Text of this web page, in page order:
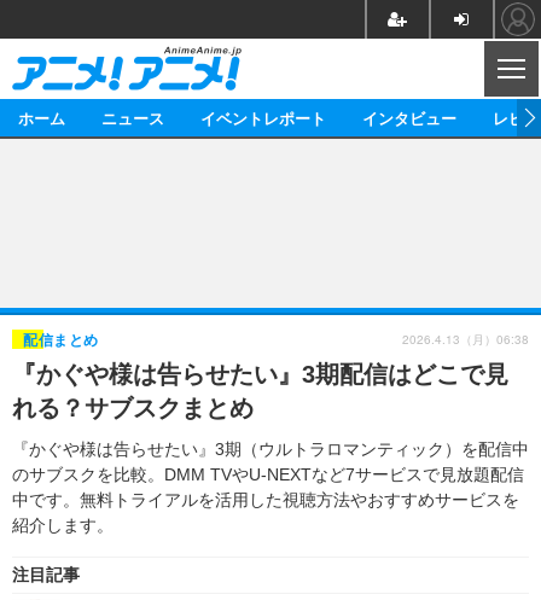
ゲーム グッズ
イベント
海外イベント ビジネス
俳優・タレント アーティスト
ビジネス
アニメ 実写
ゲーム 座談会
動画
アニメ！アニメ！TV ABEMA Cafe
ホーム ニュース イベントレポート インタビュー レビ
『かぐや様は告らせたい』3期配信はどこで見
れる？サブスクまとめ
『かぐや様は告らせたい』3期（ウルトラロマンティック）を配信中
のサブスクを比較。DMM TVやU-NEXTなど7サービスで見放題配信
中です。無料トライアルを活用した視聴方法やおすすめサービスを
紹介します。
配信まとめ
注目記事
2026.4.13（月）06:38